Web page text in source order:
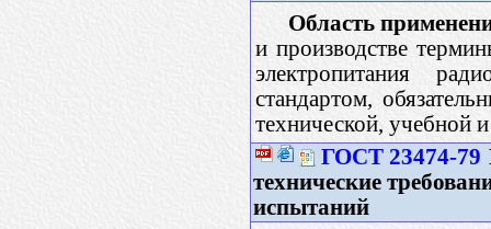
Область
и производстве
электропитания
стандартом,
технической, учебной
ГОСТ 23474-79
технические
испытаний